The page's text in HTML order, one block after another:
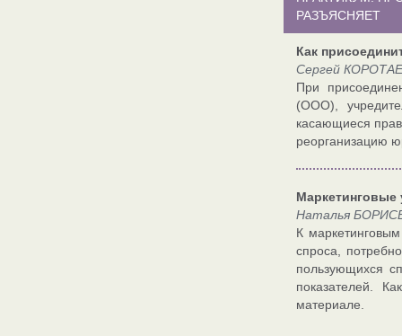
РАЗЪЯСНЯЕТ
Как
Сергей
При
(ООО),
касающиеся
реорганизацию
Маркетинговые
Наталья
К
спроса,
пользующихся
показателей.
материале.